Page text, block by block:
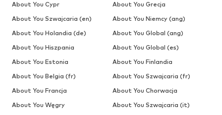
About You Cypr
About You Grecja
About You Szwajcaria (en)
About You Niemcy (ang)
About You Holandia (de)
About You Global (ang)
About You Hiszpania
About You Global (es)
About You Estonia
About You Finlandia
About You Belgia (fr)
About You Szwajcaria (fr)
About You Francja
About You Chorwacja
About You Węgry
About You Szwajcaria (it)